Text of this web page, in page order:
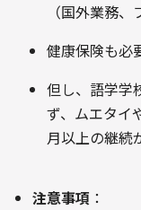
（国外業務
健康保険も必
但し、語学学
ず、ムエタイ
月以上の継続
注意事項 ：